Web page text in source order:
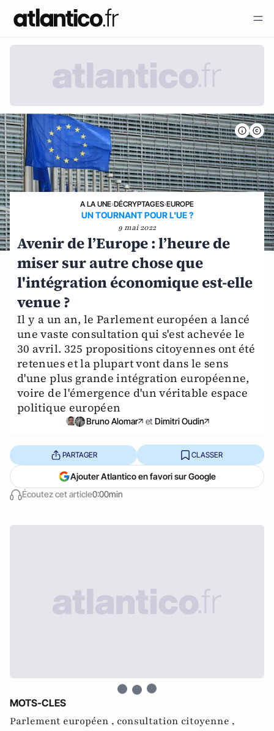
A LA UNE›DÉCRYPTAGES›EUROPE
UN TOURNANT POUR L'UE ?
9 mai 2022
Avenir de l’Europe : l’heure de
miser sur autre chose que
l'intégration économique est-elle
venue ?
Il y a un an, le Parlement européen a lancé
une vaste consultation qui s'est achevée le
30 avril. 325 propositions citoyennes ont été
retenues et la plupart vont dans le sens
d'une plus grande intégration européenne,
voire de l'émergence d'un véritable espace
politique européen
Bruno Alomar et Dimitri Oudin
Écoutez cet article0:00min
PARTAGER CLASSER
Ajouter Atlantico en favori sur Google
MOTS-CLES
Parlement européen , consultation citoyenne ,